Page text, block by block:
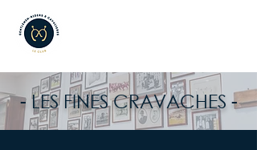
- LES FINES CRAVACHES -